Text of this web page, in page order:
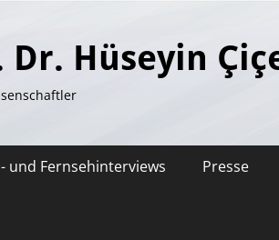
Dr. Hüseyin
und Fernsehinterviews Presse